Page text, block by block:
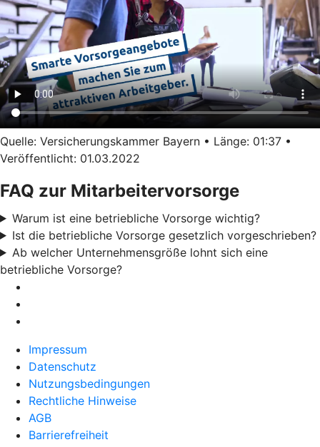
Quelle: Versicherungskammer Bayern • Länge: 01:37 •
Veröffentlicht: 01.03.2022
FAQ zur Mitarbeitervorsorge
Warum ist eine betriebliche Vorsorge wichtig?
Ist die betriebliche Vorsorge gesetzlich vorgeschrieben?
Ab welcher Unternehmensgröße lohnt sich eine
betriebliche Vorsorge?
Impressum
Datenschutz
Nutzungsbedingungen
Rechtliche Hinweise
AGB
Barrierefreiheit